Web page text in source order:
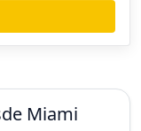
Miami